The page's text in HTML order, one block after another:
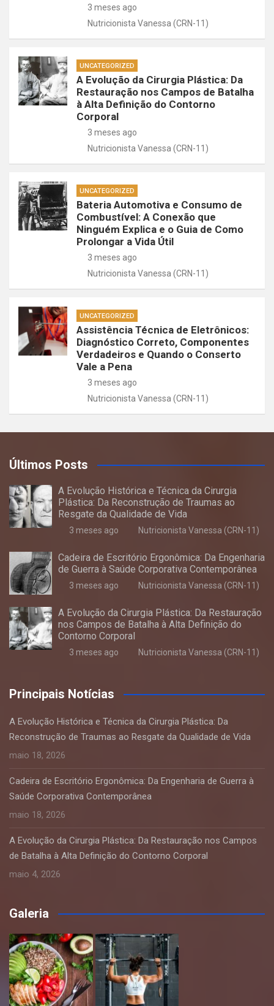
3 meses ago
Nutricionista Vanessa (CRN-11)
UNCATEGORIZED
A Evolução da Cirurgia Plástica: Da
Restauração nos Campos de Batalha
à Alta Definição do Contorno
Corporal
3 meses ago
Nutricionista Vanessa (CRN-11)
UNCATEGORIZED
Bateria Automotiva e Consumo de
Combustível: A Conexão que
Ninguém Explica e o Guia de Como
Prolongar a Vida Útil
3 meses ago
Nutricionista Vanessa (CRN-11)
UNCATEGORIZED
Assistência Técnica de Eletrônicos:
Diagnóstico Correto, Componentes
Verdadeiros e Quando o Conserto
Vale a Pena
3 meses ago
Nutricionista Vanessa (CRN-11)
Últimos Posts
A Evolução Histórica e Técnica da Cirurgia
Plástica: Da Reconstrução de Traumas ao
Resgate da Qualidade de Vida
3 meses ago Nutricionista Vanessa (CRN-11)
Cadeira de Escritório Ergonômica: Da Engenharia
de Guerra à Saúde Corporativa Contemporânea
3 meses ago Nutricionista Vanessa (CRN-11)
A Evolução da Cirurgia Plástica: Da Restauração
nos Campos de Batalha à Alta Definição do
Contorno Corporal
3 meses ago Nutricionista Vanessa (CRN-11)
Principais Notícias
A Evolução Histórica e Técnica da Cirurgia Plástica: Da
Reconstrução de Traumas ao Resgate da Qualidade de Vida
maio 18, 2026
Cadeira de Escritório Ergonômica: Da Engenharia de Guerra à
Saúde Corporativa Contemporânea
maio 18, 2026
A Evolução da Cirurgia Plástica: Da Restauração nos Campos
de Batalha à Alta Definição do Contorno Corporal
maio 4, 2026
Galeria